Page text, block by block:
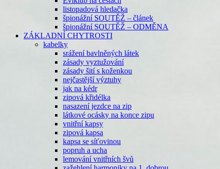
listopadová hledačka
špionážní SOUTĚŽ – článek
špionážní SOUTĚŽ – ODMĚNA
ZÁKLADNÍ CHYTROSTI
kabelky
srážení bavlněných látek
zásady vyztužování
zásady šití s koženkou
nejčastější výztuhy
jak na kédr
zipová křidélka
nasazení jezdce na zip
látkové ocásky na konce zipu
vnitřní kapsy
zipová kapsa
kapsa se síťovinou
popruh a ucha
lemování vnitřních švů